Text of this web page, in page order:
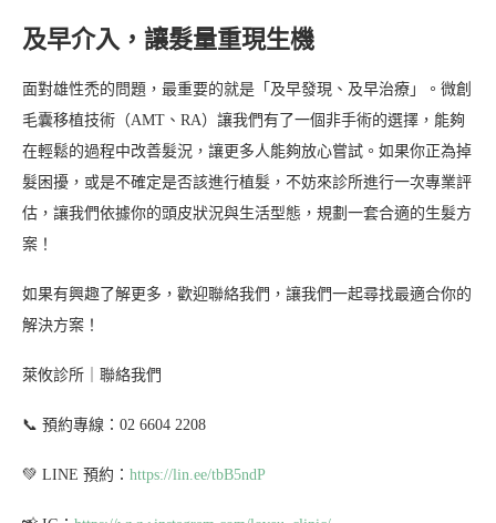
及早介入，讓髮量重現生機
面對雄性禿的問題，最重要的就是「及早發現、及早治療」。微創
毛囊移植技術（AMT、RA）讓我們有了一個非手術的選擇，能夠
在輕鬆的過程中改善髮況，讓更多人能夠放心嘗試。如果你正為掉
髮困擾，或是不確定是否該進行植髮，不妨來診所進行一次專業評
估，讓我們依據你的頭皮狀況與生活型態，規劃一套合適的生髮方
案！
如果有興趣了解更多，歡迎聯絡我們，讓我們一起尋找最適合你的
解決方案！
萊攸診所｜聯絡我們
📞 預約專線：02 6604 2208
💚 LINE 預約： https://lin.ee/tbB5ndP